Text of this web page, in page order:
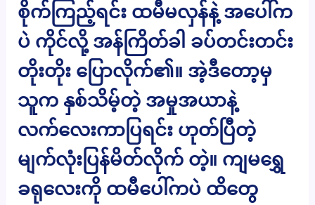
စိုက်ကြည့်ရင်း ထမီမလှန်နဲ့ အပေါ်က
ပဲ ကိုင်လို့ အန်ကြိတ်ခါ ခပ်တင်းတင်း
တိုးတိုး ပြောလိုက်၏။ အဲ့ဒီတော့မှ
သူက နှစ်သိမ့်တဲ့ အမှုအယာနဲ့
လက်လေးကာပြရင်း ဟုတ်ပြီတဲ့
မျက်လုံးပြန်မိတ်လိုက် တဲ့။ ကျမရွှေ
ခရုလေးကို ထမီပေါ်ကပဲ ထိတွေ